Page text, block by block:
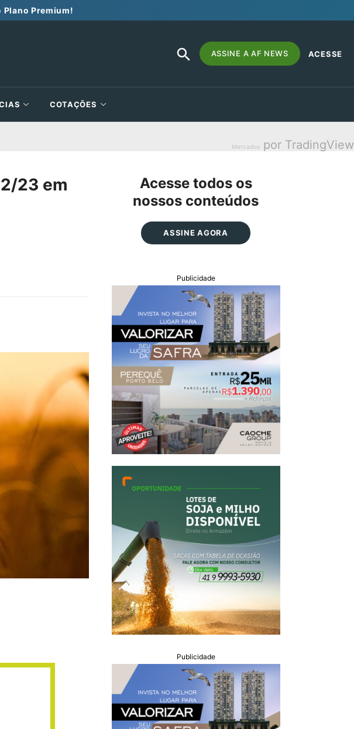
Plano Premium!
Search
for:
SEARCH
BUTTON
ASSINE A AF NEWS ACESSE
COTAÇÕES
Mercados por TradingView
23 em
Acesse todos os
nossos conteúdos
ASSINE AGORA
Publicidade
Publicidade